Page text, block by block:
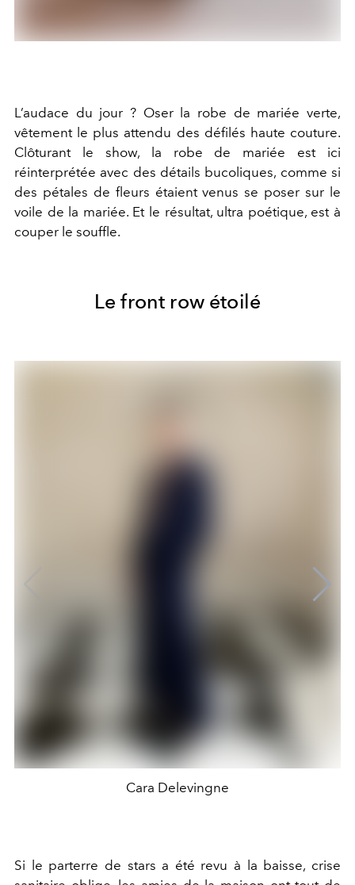
L’audace du jour ? Oser la robe de mariée verte,
vêtement le plus attendu des défilés haute couture.
Clôturant le show, la robe de mariée est ici
réinterprétée avec des détails bucoliques, comme si
des pétales de fleurs étaient venus se poser sur le
voile de la mariée. Et le résultat, ultra poétique, est à
couper le souffle.
Le front row étoilé
Cara Delevingne
Si le parterre de stars a été revu à la baisse, crise